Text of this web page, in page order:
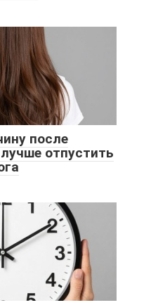
после
отпустить